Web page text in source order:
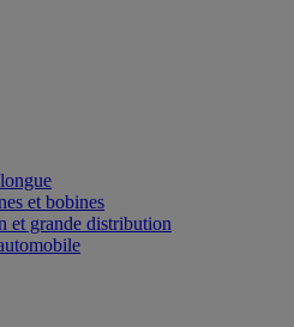
et bobines
et grande distribution